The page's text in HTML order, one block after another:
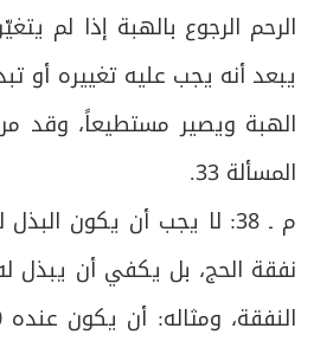
الرحم الرجوع بالهبة إذا لم
يبعد أنه يجب عليه تغييره أو
الهبة ويصير مستطيعاً، وقد
المسألة 33
.
م ـ 38: لا يجب أن يكون
نفقة الحج، بل يكفي أن يبذل
41 الفصل الثاني في حجّ
ص
42 المبحث الأول: في الإحرام
43 فرعٌ: في آداب الإحرام للحجّ
44 المبحث الثاني: في الوقوف
ص
45 فرعٌ: في آداب الوقوف